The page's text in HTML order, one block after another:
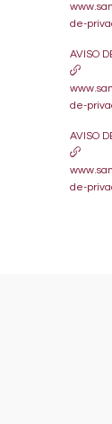
de-
AVISO
de-
AVISO
de-